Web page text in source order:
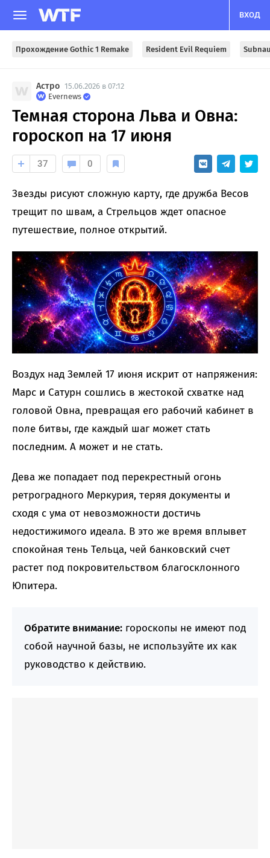
ВХОД
Прохождение Gothic 1 Remake Resident Evil Requiem
Астро 15.06.2026 в 07:12
Evernews
Темная сторона Льва и Овна:
гороскоп на 17 июня
37 0
Звезды рисуют сложную карту, где дружба Весов
трещит по швам, а Стрельцов ждет опасное
путешествие, полное открытий.
Воздух над Землей 17 июня искрит от напряжения:
Марс и Сатурн сошлись в жестокой схватке над
головой Овна, превращая его рабочий кабинет в
поле битвы, где каждый шаг может стать
последним. А может и не стать.
Дева же попадает под перекрестный огонь
ретроградного Меркурия, теряя документы и
сходя с ума от невозможности достичь
недостижимого идеала. В это же время вплывет
спокойная тень Тельца, чей банковский счет
растет под покровительством благосклонного
Юпитера.
Обратите внимание: гороскопы не имеют под
собой научной базы, не используйте их как
руководство к действию.